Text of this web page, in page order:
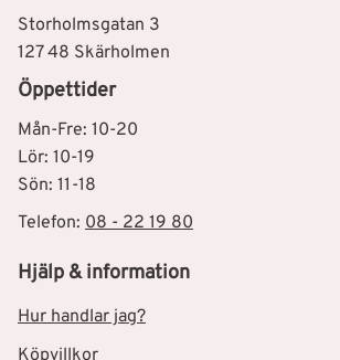
Storholmsgatan 3
127 48 Skärholmen
Öppettider
Mån-Fre: 10-20
Lör: 10-19
Sön: 11-18
Telefon: 08 - 22 19 80
Hjälp & information
Hur handlar jag?
Köpvillkor